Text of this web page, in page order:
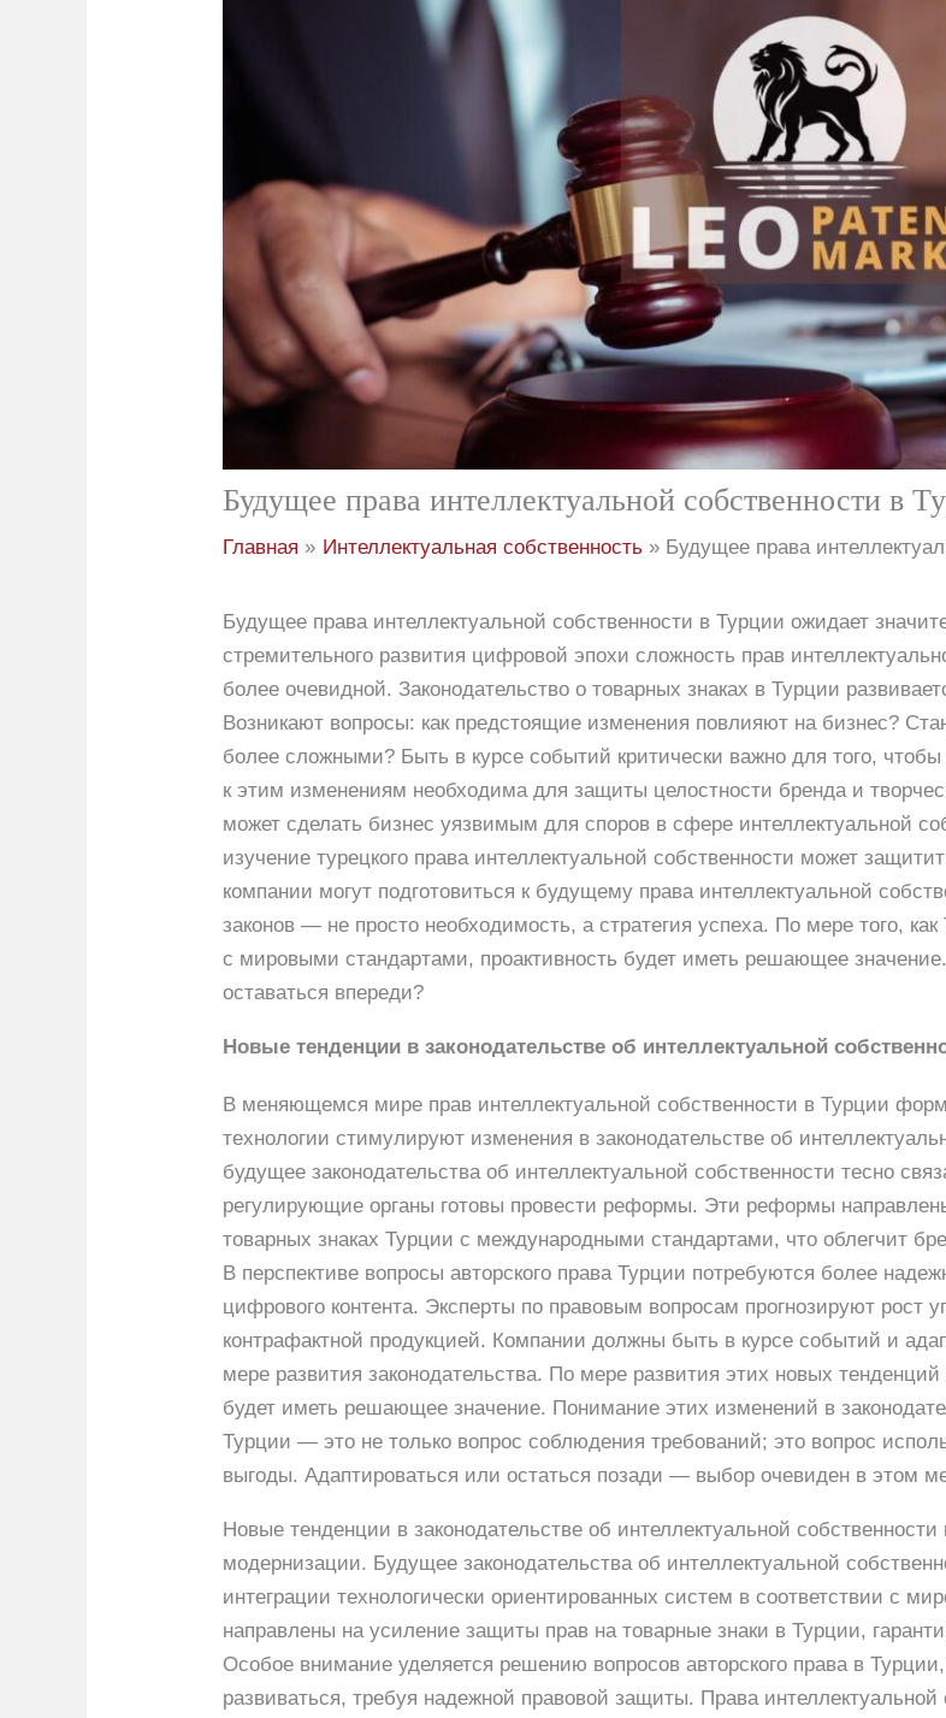
Будущее права интеллектуальной собственности в
Главная Интеллектуальная собственность Будущее права
Будущее права интеллектуальной собственности в Турции ожидает
стремительного развития цифровой эпохи сложность прав
более очевидной. Законодательство о товарных знаках в Турции
Возникают вопросы: как предстоящие изменения повлияют на бизнес?
более сложными? Быть в курсе событий критически важно для того,
к этим изменениям необходима для защиты целостности бренда и
может сделать бизнес уязвимым для споров в сфере интеллектуальной
изучение турецкого права интеллектуальной собственности может
компании могут подготовиться к будущему права интеллектуальной
законов — не просто необходимость, а стратегия успеха. По мере того,
с мировыми стандартами, проактивность будет иметь решающее
оставаться впереди?
Новые тенденции в законодательстве об интеллектуальной
В меняющемся мире прав интеллектуальной собственности в Турции
технологии стимулируют изменения в законодательстве об
будущее законодательства об интеллектуальной собственности тесно
регулирующие органы готовы провести реформы. Эти реформы
товарных знаках Турции с международными стандартами, что облегчит
В перспективе вопросы авторского права Турции потребуются более
цифрового контента. Эксперты по правовым вопросам прогнозируют
контрафактной продукцией. Компании должны быть в курсе событий и
мере развития законодательства. По мере развития этих новых
будет иметь решающее значение. Понимание этих изменений в
Турции — это не только вопрос соблюдения требований; это вопрос
выгоды. Адаптироваться или остаться позади — выбор очевиден в этом
Новые тенденции в законодательстве об интеллектуальной
модернизации. Будущее законодательства об интеллектуальной
интеграции технологически ориентированных систем в соответствии с
направлены на усиление защиты прав на товарные знаки в Турции,
Особое внимание уделяется решению вопросов авторского права в
развиваться, требуя надежной правовой защиты. Права